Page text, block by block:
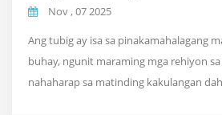
Nov , 07 2025
Ang tubig ay isa sa pinakamahalagang
buhay, ngunit maraming mga rehiyon
nahaharap sa matinding kakulangan